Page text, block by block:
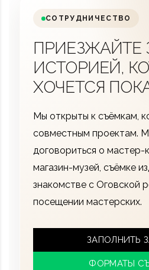
СОТРУДНИЧЕСТВО
ПРИЕЗЖАЙТЕ
ИСТОРИЕЙ,
ХОЧЕТСЯ
Мы открыты к съёмкам,
совместным проектам.
договориться о мастер-
магазин-музей, съёмке
знакомстве с Оговской
посещении мастерских.
ЗАПОЛНИТЬ
ФОРМАТЫ